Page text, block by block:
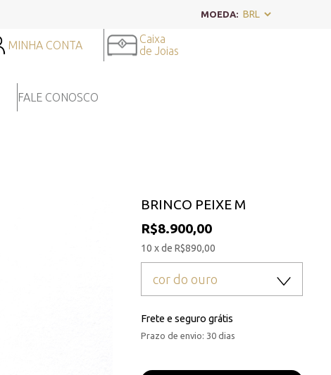
MOEDA:
MINHA CONTA
Caixa
de Joias
FALE CONOSCO
BRINCO PEIXE M
R$8.900,00
10 x de R$890,00
cor do ouro
Frete e seguro grátis
Prazo de envio: 30 dias